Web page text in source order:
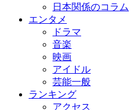
日本関係のコラム
エンタメ
ドラマ
音楽
映画
アイドル
芸能一般
ランキング
アクセス